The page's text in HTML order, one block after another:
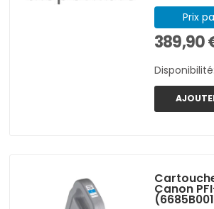
Prix
389,90
Disponibilité:
Canon